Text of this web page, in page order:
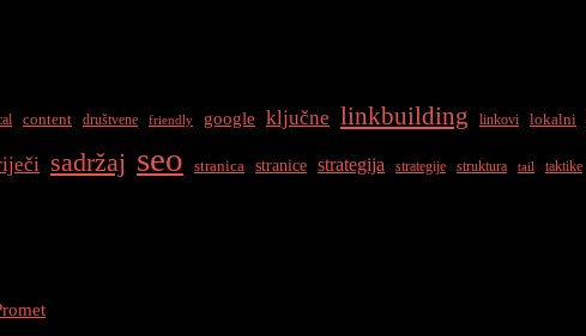
content društvene friendly google ključne linkbuilding linkovi lokalni
sadržaj seo stranica stranice strategija strategije struktura tail taktike